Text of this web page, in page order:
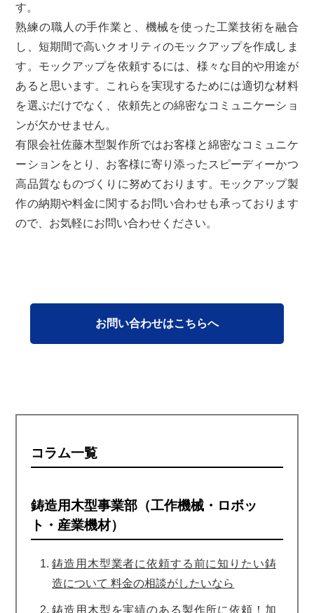
す。
熟練の職人の手作業と、機械を使った工業技術を融合
し、短期間で高いクオリティのモックアップを作成しま
す。モックアップを依頼するには、様々な目的や用途が
あると思います。これらを実現するためには適切な材料
を選ぶだけでなく、依頼先との綿密なコミュニケーショ
ンが欠かせません。
有限会社佐藤木型製作所ではお客様と綿密なコミュニケ
ーションをとり、お客様に寄り添ったスピーディーかつ
高品質なものづくりに努めております。モックアップ製
作の納期や料金に関するお問い合わせも承っております
ので、お気軽にお問い合わせください。
お問い合わせはこちらへ
コラム一覧
鋳造用木型事業部（工作機械・ロボッ
ト・産業機材）
鋳造用木型業者に依頼する前に知りたい鋳
造について 料金の相談がしたいなら
鋳造用木型を実績のある製作所に依頼！加